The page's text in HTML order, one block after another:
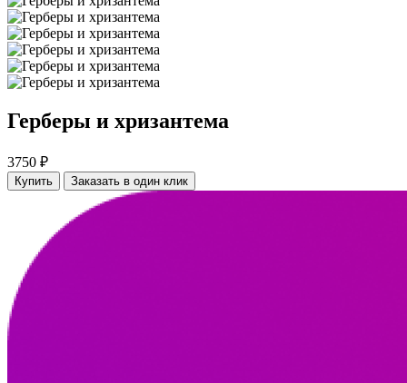
Герберы и хризантема
3750 ₽
Купить Заказать в один клик